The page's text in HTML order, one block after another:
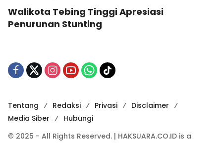
Walikota Tebing Tinggi Apresiasi
Penurunan Stunting
Tentang Redaksi Privasi
Disclaimer
Media Siber
Hubungi
© 2025 - All Rights Reserved. | HAKSUARA.CO.ID is a